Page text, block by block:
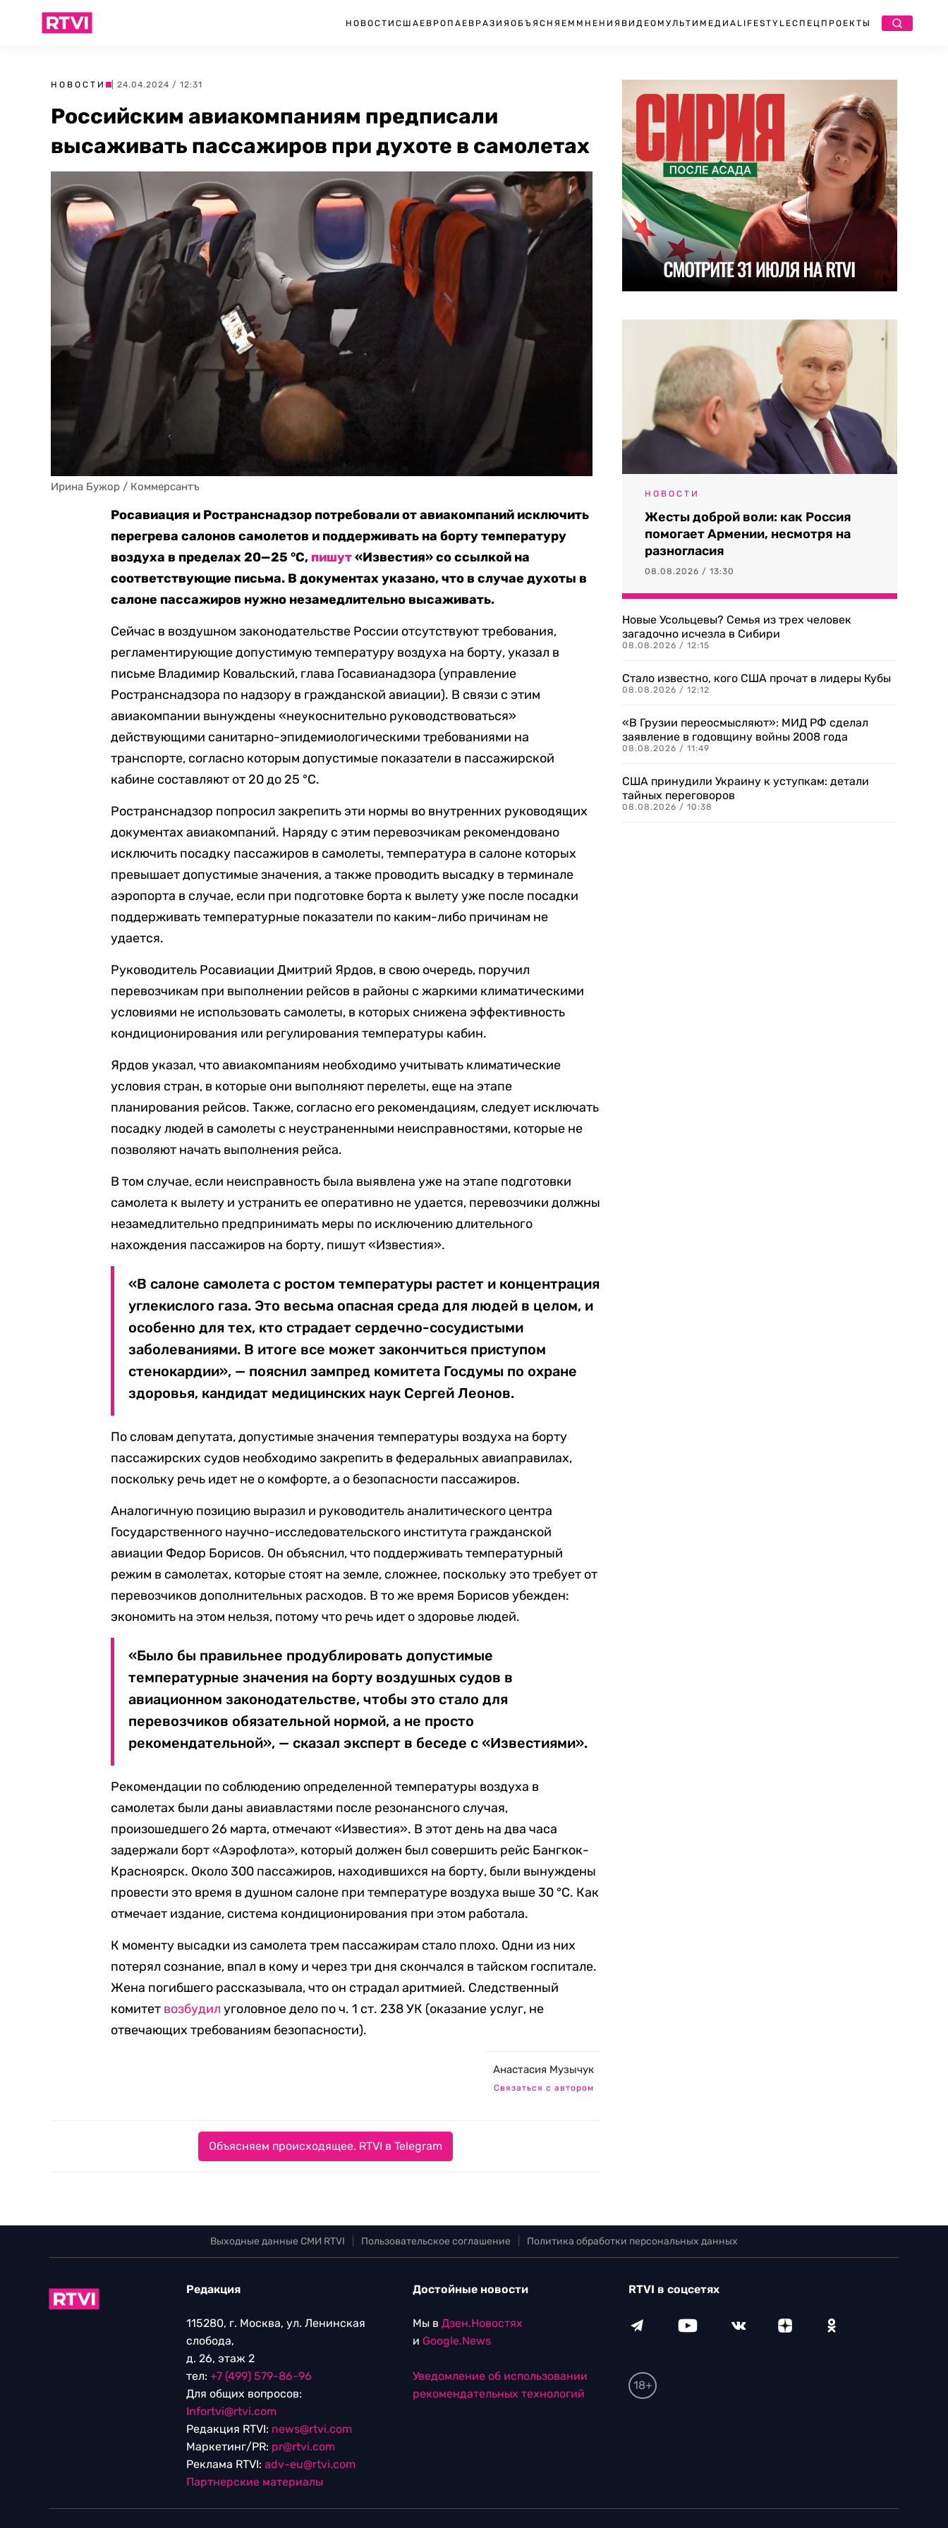
НОВОСТИ США ЕВРОПА ЕВРАЗИЯ ОБЪЯСНЯЕМ МНЕНИЯ ВИДЕО МУЛЬТИМЕДИА LIFESTYLEСПЕЦПРОЕКТЫ
НОВОСТИ | 24.04.2024 / 12:31
Российским авиакомпаниям предписали
высаживать пассажиров при духоте в самолетах
Ирина Бужор / Коммерсантъ
Росавиация и Ространснадзор потребовали от авиакомпаний исключить
перегрева салонов самолетов и поддерживать на борту температуру
воздуха в пределах 20—25 °C, пишут«Известия» со ссылкой на
соответствующие письма. В документах указано, что в случае духоты в
салоне пассажиров нужно незамедлительно высаживать.
Сейчас в воздушном законодательстве России отсутствуют требования,
регламентирующие допустимую температуру воздуха на борту, указал в
письме Владимир Ковальский, глава Госавианадзора (управление
Ространснадзора по надзору в гражданской авиации). В связи с этим
авиакомпании вынуждены «неукоснительно руководствоваться»
действующими санитарно-эпидемиологическими требованиями на
транспорте, согласно которым допустимые показатели в пассажирской
кабине составляют от 20 до 25 °C.
Ространснадзор попросил закрепить эти нормы во внутренних руководящих
документах авиакомпаний. Наряду с этим перевозчикам рекомендовано
исключить посадку пассажиров в самолеты, температура в салоне которых
превышает допустимые значения, а также проводить высадку в терминале
аэропорта в случае, если при подготовке борта к вылету уже после посадки
поддерживать температурные показатели по каким-либо причинам не
удается.
Руководитель Росавиации Дмитрий Ярдов, в свою очередь, поручил
перевозчикам при выполнении рейсов в районы с жаркими климатическими
условиями не использовать самолеты, в которых снижена эффективность
кондиционирования или регулирования температуры кабин.
Ярдов указал, что авиакомпаниям необходимо учитывать климатические
условия стран, в которые они выполняют перелеты, еще на этапе
планирования рейсов. Также, согласно его рекомендациям, следует исключать
посадку людей в самолеты с неустраненными неисправностями, которые не
позволяют начать выполнения рейса.
В том случае, если неисправность была выявлена уже на этапе подготовки
самолета к вылету и устранить ее оперативно не удается, перевозчики должны
незамедлительно предпринимать меры по исключению длительного
нахождения пассажиров на борту, пишут «Известия».
«В салоне самолета с ростом температуры растет и концентрация
углекислого газа. Это весьма опасная среда для людей в целом, и
особенно для тех, кто страдает сердечно-сосудистыми
заболеваниями. В итоге все может закончиться приступом
стенокардии», — пояснил зампред комитета Госдумы по охране
здоровья, кандидат медицинских наук Сергей Леонов.
По словам депутата, допустимые значения температуры воздуха на борту
пассажирских судов необходимо закрепить в федеральных авиаправилах,
поскольку речь идет не о комфорте, а о безопасности пассажиров.
Аналогичную позицию выразил и руководитель аналитического центра
Государственного научно-исследовательского института гражданской
авиации Федор Борисов. Он объяснил, что поддерживать температурный
режим в самолетах, которые стоят на земле, сложнее, поскольку это требует от
перевозчиков дополнительных расходов. В то же время Борисов убежден:
экономить на этом нельзя, потому что речь идет о здоровье людей.
«Было бы правильнее продублировать допустимые
температурные значения на борту воздушных судов в
авиационном законодательстве, чтобы это стало для
перевозчиков обязательной нормой, а не просто
рекомендательной», — сказал эксперт в беседе с «Известиями».
Рекомендации по соблюдению определенной температуры воздуха в
самолетах были даны авиавластями после резонансного случая,
произошедшего 26 марта, отмечают «Известия». В этот день на два часа
задержали борт «Аэрофлота», который должен был совершить рейс Бангкок-
Красноярск. Около 300 пассажиров, находившихся на борту, были вынуждены
провести это время в душном салоне при температуре воздуха выше 30 °C. Как
отмечает издание, система кондиционирования при этом работала.
К моменту высадки из самолета трем пассажирам стало плохо. Одни из них
потерял сознание, впал в кому и через три дня скончался в тайском госпитале.
Жена погибшего рассказывала, что он страдал аритмией. Следственный
комитет возбудил уголовное дело по ч. 1 ст. 238 УК (оказание услуг, не
отвечающих требованиям безопасности).
Анастасия Музычук
Связаться с автором
Объясняем происходящее. RTVI в Telegram
НОВОСТИ
Жесты доброй воли: как Россия
помогает Армении, несмотря на
разногласия
08.08.2026 / 13:30
Новые Усольцевы? Семья из трех человек
загадочно исчезла в Сибири
08.08.2026 / 12:15
Стало известно, кого США прочат в лидеры Кубы
08.08.2026 / 12:12
«В Грузии переосмысляют»: МИД РФ сделал
заявление в годовщину войны 2008 года
08.08.2026 / 11:49
США принудили Украину к уступкам: детали
тайных переговоров
08.08.2026 / 10:38
Выходные данные СМИ RTVI Пользовательское соглашение Политика обработки персональных данных
Редакция
115280, г. Москва, ул. Ленинская
слобода,
д. 26, этаж 2
тел: +7 (499) 579-86-96
Для общих вопросов:
Infortvi@rtvi.com
Редакция RTVI: news@rtvi.com
Маркетинг/PR: pr@rtvi.com
Реклама RTVI: adv-eu@rtvi.com
Партнерские материалы
Достойные новости
Мы в Дзен.Новостях
и Google.News
Уведомление об использовании
рекомендательных технологий
RTVI в соцсетях
18+